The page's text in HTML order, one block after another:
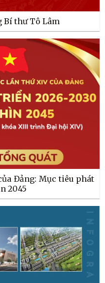
Bí thư Tô Lâm
Đảng: Mục tiêu phát
2045